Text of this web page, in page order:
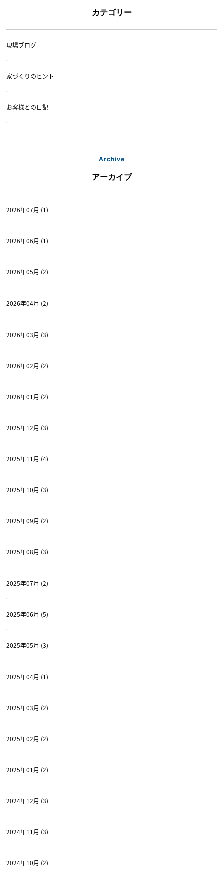
カテゴリー
現場ブログ
家づくりのヒント
お客様との日記
Archive
アーカイブ
2026年07月 (1)
2026年06月 (1)
2026年05月 (2)
2026年04月 (2)
2026年03月 (3)
2026年02月 (2)
2026年01月 (2)
2025年12月 (3)
2025年11月 (4)
2025年10月 (3)
2025年09月 (2)
2025年08月 (3)
2025年07月 (2)
2025年06月 (5)
2025年05月 (3)
2025年04月 (1)
2025年03月 (2)
2025年02月 (2)
2025年01月 (2)
2024年12月 (3)
2024年11月 (3)
2024年10月 (2)